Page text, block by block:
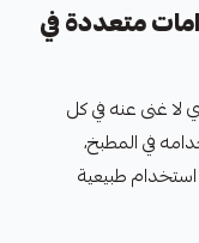
متعددة في
لا غنى عنه في كل
في المطبخ،
استخدام طبيعية